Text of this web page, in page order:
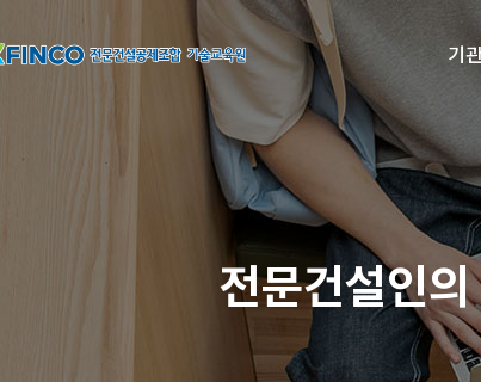
기
전문건설인